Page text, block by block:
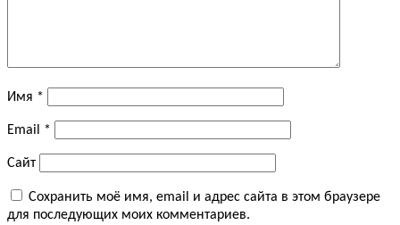
Имя *
Email *
Сайт
Сохранить моё имя, email и адрес сайта в этом браузере
для последующих моих комментариев.